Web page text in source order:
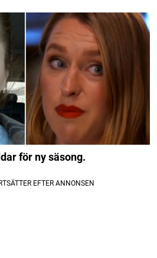
för ny säsong.